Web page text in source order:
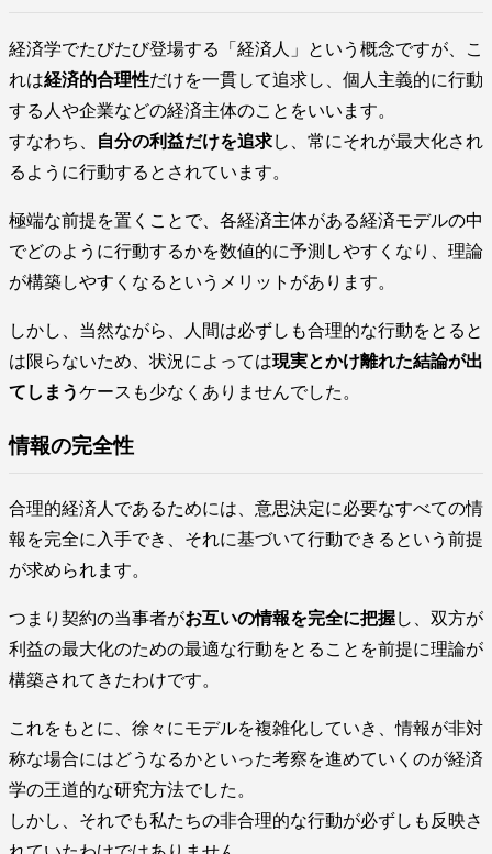
経済学でたびたび登場する「経済人」という概念ですが、こ
れは経済的合理性だけを一貫して追求し、個人主義的に行動
する人や企業などの経済主体のことをいいます。
すなわち、
自分の利益だけを追求し、常にそれが最大化され
るように行動するとされています。
極端な前提を置くことで、各経済主体がある経済モデルの中
でどのように行動するかを数値的に予測しやすくなり、理論
が構築しやすくなるというメリットがあります。
しかし、当然ながら、人間は必ずしも合理的な行動をとると
は限らないため、状況によっては現実とかけ離れた結論が出
てしまうケースも少なくありませんでした。
情報の完全性
合理的経済人であるためには、意思決定に必要なすべての情
報を完全に入手でき、それに基づいて行動できるという前提
が求められます。
つまり契約の当事者がお互いの情報を完全に把握し、双方が
利益の最大化のための最適な行動をとることを前提に理論が
構築されてきたわけです。
これをもとに、徐々にモデルを複雑化していき、情報が非対
称な場合にはどうなるかといった考察を進めていくのが経済
学の王道的な研究方法でした。
しかし、それでも私たちの非合理的な行動が必ずしも反映さ